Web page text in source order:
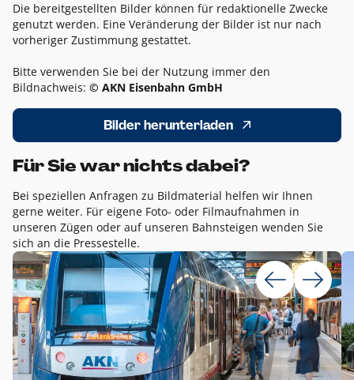
Die bereitgestellten Bilder können für redaktionelle Zwecke
genutzt werden. Eine Veränderung der Bilder ist nur nach
vorheriger Zustimmung gestattet.
Bitte verwenden Sie bei der Nutzung immer den
Bildnachweis: © AKN Eisenbahn GmbH
Bilder herunterladen
Für Sie war nichts dabei?
Bei speziellen Anfragen zu Bildmaterial helfen wir Ihnen
gerne weiter. Für eigene Foto- oder Filmaufnahmen in
unseren Zügen oder auf unseren Bahnsteigen wenden Sie
sich an die Pressestelle.